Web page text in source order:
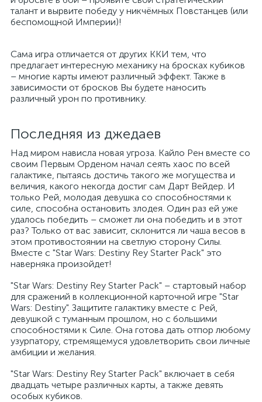
талант и вырвите победу у никчёмных Повстанцев (или
беспомощной Империи)!
Сама игра отличается от других ККИ тем, что
предлагает интересную механику на бросках кубиков
– многие карты имеют различный эффект. Также в
зависимости от бросков Вы будете наносить
различный урон по противнику.
Последняя из джедаев
Над миром нависла новая угроза. Кайло Рен вместе со
своим Первым Орденом начал сеять хаос по всей
галактике, пытаясь достичь такого же могущества и
величия, какого некогда достиг сам Дарт Вейдер. И
только Рей, молодая девушка со способностями к
силе, способна остановить злодея. Один раз ей уже
удалось победить – сможет ли она победить и в этот
раз? Только от вас зависит, склонится ли чаша весов в
этом противостоянии на светлую сторону Силы.
Вместе с "Star Wars: Destiny Rey Starter Pack" это
наверняка произойдет!
"Star Wars: Destiny Rey Starter Pack" – стартовый набор
для сражений в коллекционной карточной игре "Star
Wars: Destiny". Защитите галактику вместе с Рей,
девушкой с туманным прошлом, но с большими
способностями к Силе. Она готова дать отпор любому
узурпатору, стремящемуся удовлетворить свои личные
амбиции и желания.
"Star Wars: Destiny Rey Starter Pack" включает в себя
двадцать четыре различных карты, а также девять
особых кубиков.